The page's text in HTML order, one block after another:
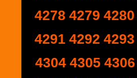
4278 4279 4280
4291 4292 4293
4304 4305 4306